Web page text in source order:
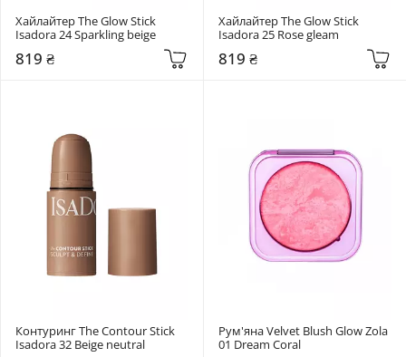
Хайлайтер The Glow Stick
Isadora 24 Sparkling beige
819 ₴
Хайлайтер The Glow Stick
Isadora 25 Rose gleam
819 ₴
Контуринг The Contour Stick
Isadora 32 Beige neutral
Рум'яна Velvet Blush Glow Zola
01 Dream Coral